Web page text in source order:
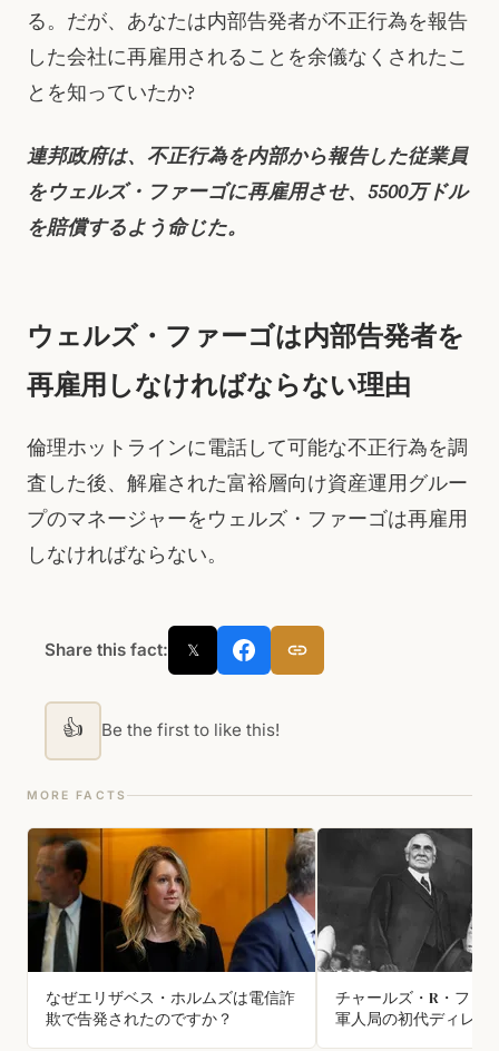
る。だが、あなたは内部告発者が不正行為を報告
した会社に再雇用されることを余儀なくされたこ
とを知っていたか?
連邦政府は、不正行為を内部から報告した従業員
をウェルズ・ファーゴに再雇用させ、5500万ドル
を賠償するよう命じた。
ウェルズ・ファーゴは内部告発者を
再雇用しなければならない理由
倫理ホットラインに電話して可能な不正行為を調
査した後、解雇された富裕層向け資産運用グルー
プのマネージャーをウェルズ・ファーゴは再雇用
しなければならない。
Share this fact: 𝕏
👍 Be the first to like this!
MORE FACTS
なぜエリザベス・ホルムズは電信詐
欺で告発されたのですか？
チャールズ・R・フォ
軍人局の初代ディレク